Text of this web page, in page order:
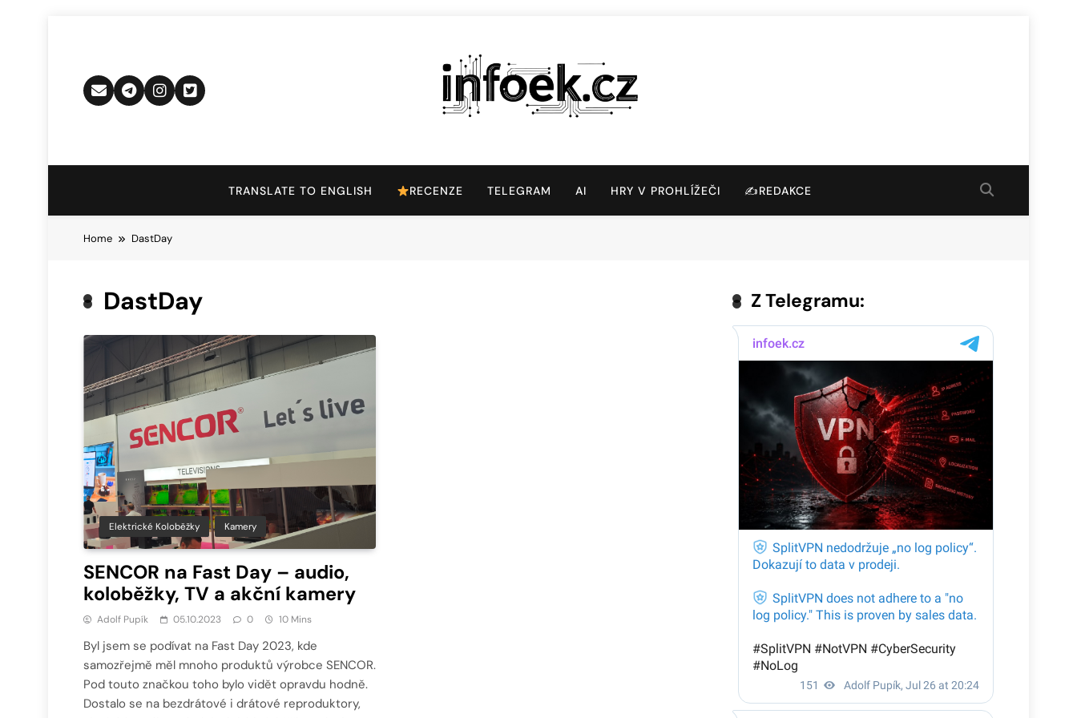
Infoek.cz
TRANSLATE TO ENGLISH RECENZE TELEGRAM AI HRY V PROHLÍŽEČI ✍️REDAKCE
Home DastDay
DastDay
Elektrické Koloběžky Kamery
SENCOR na Fast Day – audio,
koloběžky, TV a akční kamery
Adolf Pupík 05.10.2023 0 10 Mins
Byl jsem se podívat na Fast Day 2023, kde
samozřejmě měl mnoho produktů výrobce SENCOR.
Pod touto značkou toho bylo vidět opravdu hodně.
Dostalo se na bezdrátové i drátové reproduktory,
Z Telegramu: